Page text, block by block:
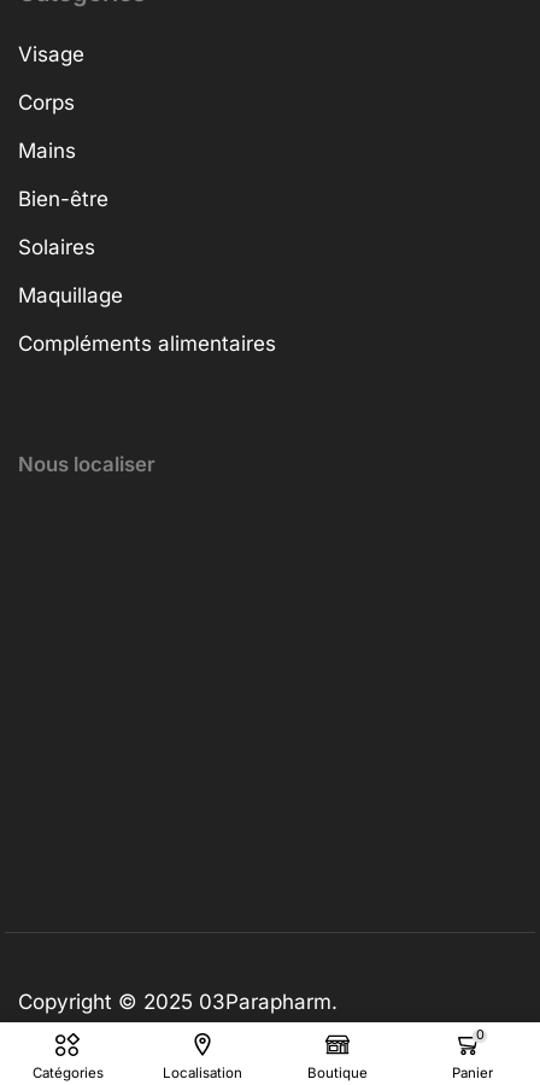
Catégories Localisation Boutique
0
Panier
Visage
Corps
Mains
Bien-être
Solaires
Maquillage
Compléments alimentaires
Nous localiser
Copyright © 2025 03Parapharm.